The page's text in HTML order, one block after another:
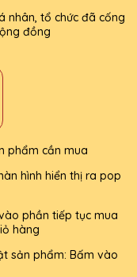
nhân, tổ chức đã cống
đồng
phẩm cần mua
hình hiển thị ra pop
phần tiếp tục mua
hàng
sản phẩm: Bấm vào